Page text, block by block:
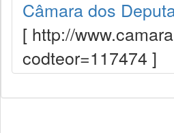
Câmara dos
[ http://
codteor=117474 ]